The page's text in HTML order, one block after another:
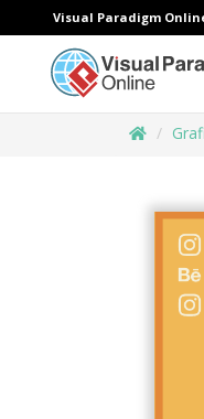
Visual Paradigm